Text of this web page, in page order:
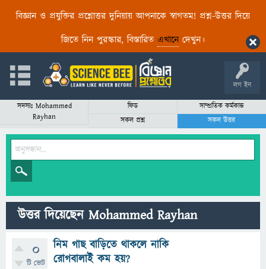
বিজ্ঞান ও প্রযুক্তির প্রশ্নোত্তর দুনিয়ায় আপনাকে স্বাগতম! প্রশ্ন-উত্তর দিয়ে
জিতে নিন পুরস্কার, বিস্তারিত এখানেদেখুন।
লগ ইন
সদস্যঃ Mohammed
Rayhan
ফিড
সাম্প্রতিক কর্মকান্ড
সকল প্রশ্ন
সকল উত্তর
উত্তর দিয়েছেন Mohammed Rayhan
0
টি ভোট
নিম গাছ বাড়িতে থাকলে নাকি
রোগবালাই কম হয়?